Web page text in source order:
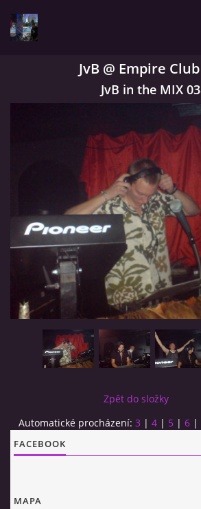
MY MUSIC
TRACHNOTOMIA
CONFRONTATION WITH JIMMY
MJ SESSION
VIDEO
JvB @ Empire
JvB in the MIX
Zpět do složky
Automatické procházení: 3 | 4 | 5 | 6 |
FACEBOOK
MAPA